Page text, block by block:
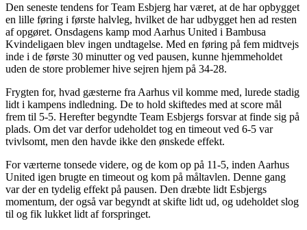
Den seneste tendens for Team Esbjerg har været, at de har opbygget
en lille føring i første halvleg, hvilket de har udbygget hen ad resten
af opgøret. Onsdagens kamp mod Aarhus United i Bambusa
Kvindeligaen blev ingen undtagelse. Med en føring på fem midtvejs
inde i de første 30 minutter og ved pausen, kunne hjemmeholdet
uden de store problemer hive sejren hjem på 34-28.
Frygten for, hvad gæsterne fra Aarhus vil komme med, lurede stadig
lidt i kampens indledning. De to hold skiftedes med at score mål
frem til 5-5. Herefter begyndte Team Esbjergs forsvar at finde sig på
plads. Om det var derfor udeholdet tog en timeout ved 6-5 var
tvivlsomt, men den havde ikke den ønskede effekt.
For værterne tonsede videre, og de kom op på 11-5, inden Aarhus
United igen brugte en timeout og kom på måltavlen. Denne gang
var der en tydelig effekt på pausen. Den dræbte lidt Esbjergs
momentum, der også var begyndt at skifte lidt ud, og udeholdet slog
til og fik lukket lidt af forspringet.